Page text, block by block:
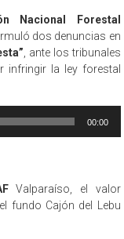
Nacional Forestal
dos denuncias en
, ante los tribunales
infringir la ley forestal
00:00
Valparaíso, el valor
fundo Cajón del Lebu